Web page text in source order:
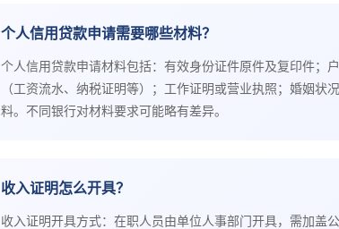
个人信用贷款申请需要哪些材料？
个人信用贷款申请材料包括：有效身份证件原件及复印件；
（工资流水、纳税证明等）；工作证明或营业执照；婚姻状
料。不同银行对材料要求可能略有差异。
收入证明怎么开具？
收入证明开具方式：在职人员由单位人事部门开具，需加盖